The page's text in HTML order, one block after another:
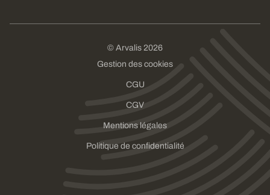
© Arvalis 2026
Gestion des cookies
CGU
CGV
Mentions légales
Politique de confidentialité